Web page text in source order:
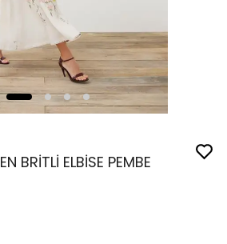
BRİTLİ ELBİSE PEMBE